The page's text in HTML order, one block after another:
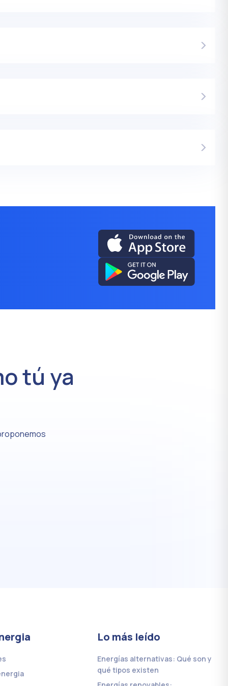
tú ya
Lo más leído
Energías alternativas: Qué son y
qué tipos existen